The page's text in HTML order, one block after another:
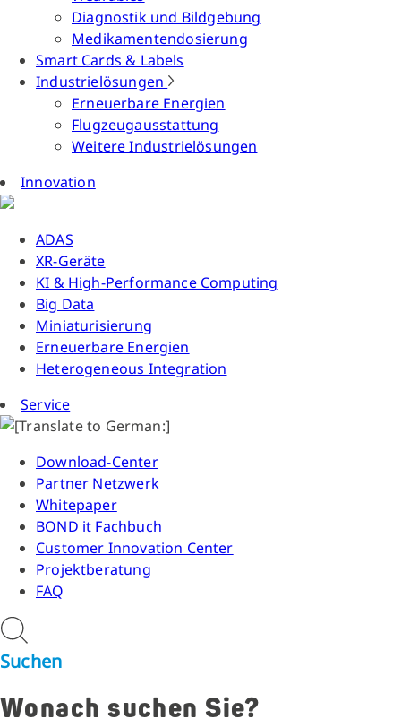
Diagnostik und Bildgebung
Medikamentendosierung
Smart Cards & Labels
Industrielösungen
Erneuerbare Energien
Flugzeugausstattung
Weitere Industrielösungen
Innovation
ADAS
XR-Geräte
KI & High-Performance Computing
Big Data
Miniaturisierung
Erneuerbare Energien
Heterogeneous Integration
Service
Download-Center
Partner Netzwerk
Whitepaper
BOND it Fachbuch
Customer Innovation Center
Projektberatung
FAQ
Suchen
Wonach suchen Sie?